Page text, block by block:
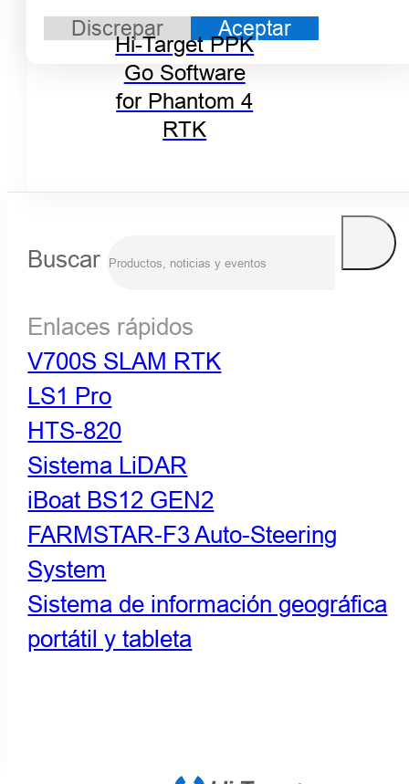
Hi-Target PPK
Go Software
for Phantom 4
RTK
Discrepar Aceptar
Buscar
Enlaces rápidos
V700S SLAM RTK
LS1 Pro
HTS-820
Sistema LiDAR
iBoat BS12 GEN2
FARMSTAR-F3 Auto-Steering
System
Sistema de información geográfica
portátil y tableta